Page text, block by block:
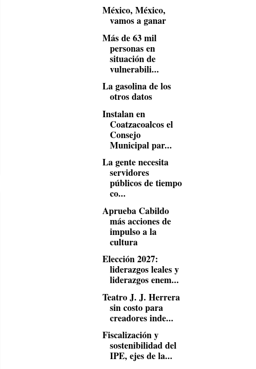
México, México,
vamos a ganar
Más de 63 mil
personas en
situación de
vulnerabili...
La gasolina de los
otros datos
Instalan en
Coatzacoalcos el
Consejo
Municipal par...
La gente necesita
servidores
públicos de tiempo
co...
Aprueba Cabildo
más acciones de
impulso a la
cultura
Elección 2027:
liderazgos leales y
liderazgos enem...
Teatro J. J. Herrera
sin costo para
creadores inde...
Fiscalización y
sostenibilidad del
IPE, ejes de la...